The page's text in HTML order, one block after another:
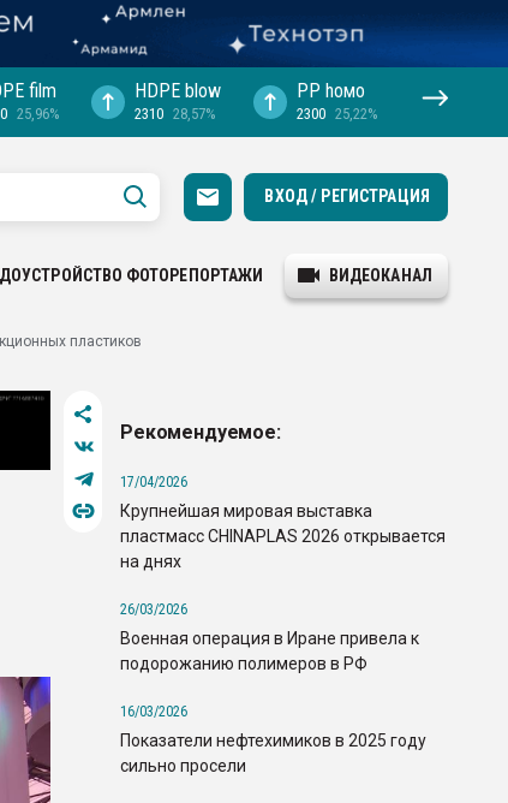
film
25,96%
HDPE blow
2310 28,57%
PP hомо
2300 25,22%
ВХОД / РЕГИСТРАЦИЯ
ФОТОРЕПОРТАЖИ ВИДЕОКАНАЛ
пластиков
Рекомендуемое:
17/04/2026
Крупнейшая мировая выставка
пластмасс CHINAPLAS 2026 открывается
на днях
26/03/2026
Военная операция в Иране привела к
подорожанию полимеров в РФ
16/03/2026
Показатели нефтехимиков в 2025 году
сильно просели